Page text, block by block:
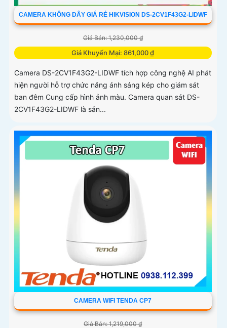
CAMERA KHÔNG DÂY GIÁ RẺ HIKVISION DS-2CV1F43G2-LIDWF
Giá Bán: 1,230,000 ₫
Giá Khuyến Mại: 861,000 ₫
Camera DS-2CV1F43G2-LIDWF tích hợp công nghệ AI phát
hiện người hỗ trợ chức năng ánh sáng kép cho giám sát
ban đêm Cung cấp hình ảnh màu. Camera quan sát DS-
2CV1F43G2-LIDWF là sản...
CAMERA WIFI TENDA CP7
Giá Bán: 1,219,000 ₫